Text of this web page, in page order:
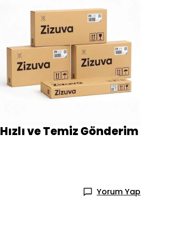
Hızlı ve Temiz Gönderim
Yorum Yap